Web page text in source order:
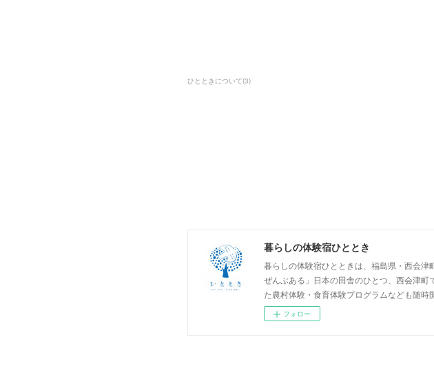
ひとときについて(3)
暮らしの体験宿ひととき
暮らしの体験宿ひとときは、福島県・西会津
ぜんぶある」日本の田舎のひとつ、西会津
た農村体験・食育体験プログラムなども随時
フォロー